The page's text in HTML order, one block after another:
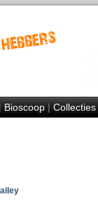
Bioscoop|Collecties